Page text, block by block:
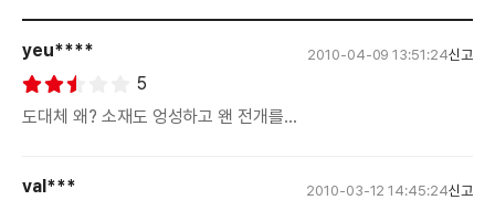
yeu**** 2010-04-09 13:51:24신고
5
도대체 왜? 소재도 엉성하고 왠 전개를...
val*** 2010-03-12 14:45:24신고